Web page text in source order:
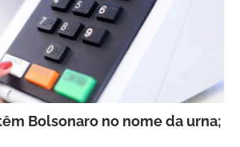
Bolsonaro no nome da urna;